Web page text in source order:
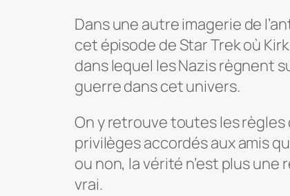
Dans une autre imagerie de
cet épisode de Star Trek où
dans lequel les Nazis règnent
guerre dans cet univers.
On y retrouve toutes les
privilèges accordés aux amis
ou non, la vérité n’est plus
vrai.